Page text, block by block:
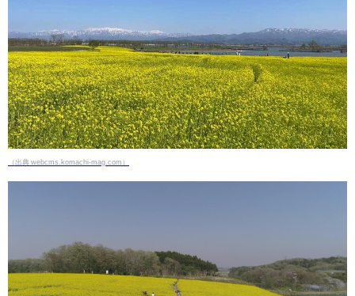
（出典 webcms.komachi-mag.com）